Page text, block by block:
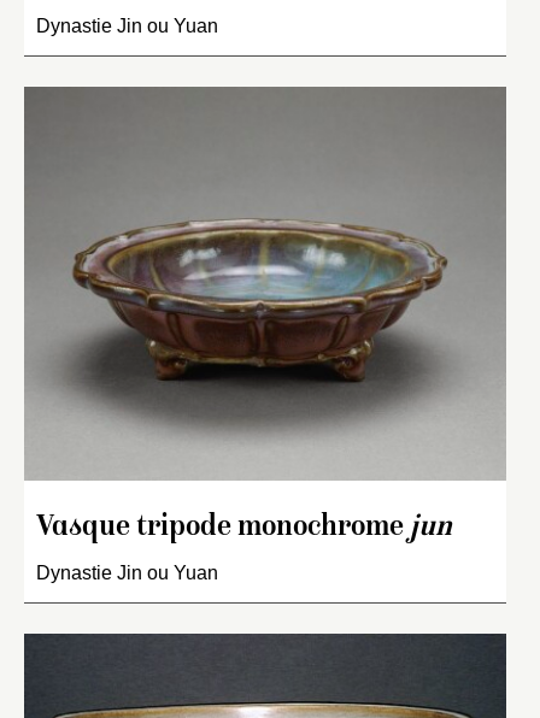
Dynastie Jin ou Yuan
Vasque tripode monochrome jun
Dynastie Jin ou Yuan